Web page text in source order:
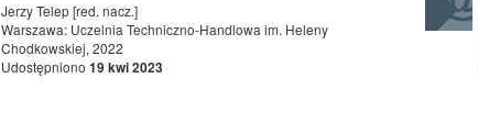
Jerzy Telep [red. nacz.]
Warszawa: Uczelnia Techniczno-Handlowa im. Heleny
Chodkowskiej, 2022
Udostępniono 19 kwi 2023